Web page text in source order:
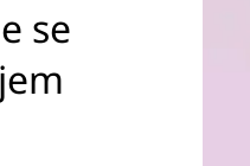
se